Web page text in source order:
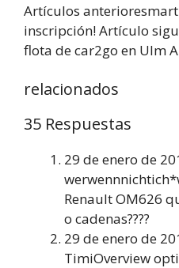
Artículos anterioresmart
inscripción! Artículo
flota de car2go en Ulm
relacionados
35 Respuestas
29 de enero de
Renault OM626
o cadenas????
29 de enero de
TimiOverview